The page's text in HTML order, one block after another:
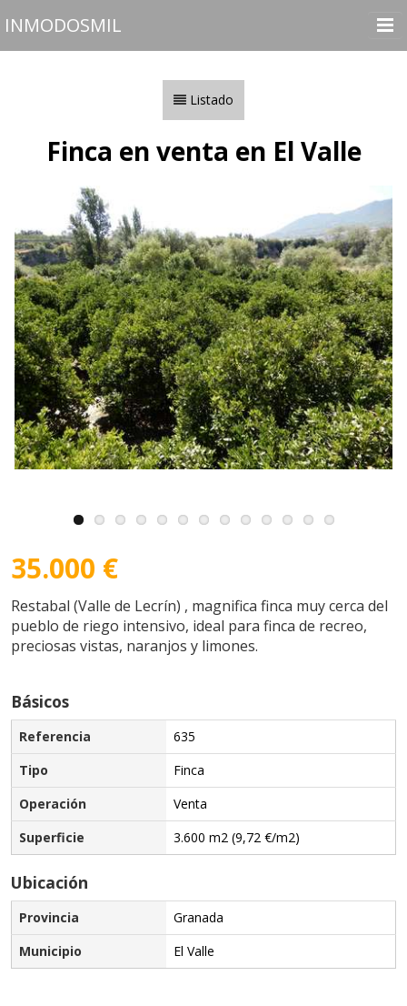
INMODOSMIL
Contactar
Utilidades
Listado
Finca en venta en El Valle
35.000 €
Restabal (Valle de Lecrín) , magnifica finca muy cerca del
pueblo de riego intensivo, ideal para finca de recreo,
preciosas vistas, naranjos y limones.
Básicos
Referencia
635
Tipo
Finca
Operación
Venta
Superficie
3.600 m2 (9,72 €/m2)
Ubicación
Provincia
Granada
Municipio
El Valle